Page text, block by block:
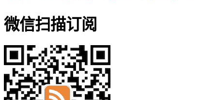
微信扫描订阅